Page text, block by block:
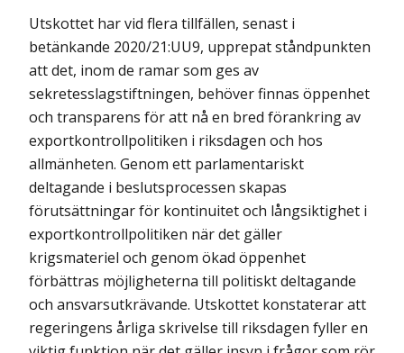
Utskottet har vid flera tillfällen, senast i
betänkande 2020/21:UU9, upprepat ståndpunkten
att det, inom de ramar som ges av
sekretesslagstiftningen, behöver finnas öppenhet
och transparens för att nå en bred förankring av
exportkontrollpolitiken i riksdagen och hos
allmänheten. Genom ett parlamentariskt
deltagande i beslutsprocessen skapas
förutsättningar för kontinuitet och långsiktighet i
exportkontrollpolitiken när det gäller
krigsmateriel och genom ökad öppenhet
förbättras möjligheterna till politiskt deltagande
och ansvarsutkrävande. Utskottet konstaterar att
regeringens årliga skrivelse till riksdagen fyller en